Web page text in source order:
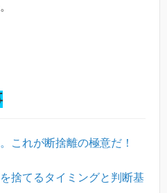
これが断捨離の極意だ！
捨てるタイミングと判断基